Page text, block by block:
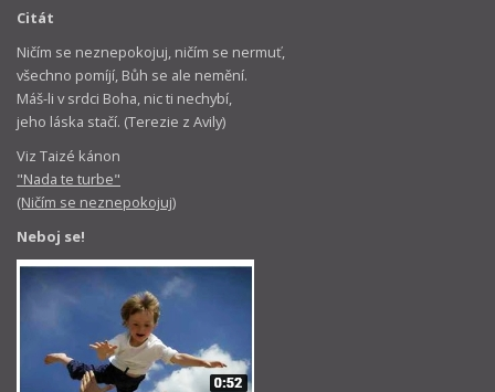
Citát
Ničím se neznepokojuj, ničím se nermuť,
všechno pomíjí, Bůh se ale nemění.
Máš-li v srdci Boha, nic ti nechybí,
jeho láska stačí. (Terezie z Avily)
Viz Taizé kánon
"Nada te turbe"
(Ničím se neznepokojuj)
Neboj se!